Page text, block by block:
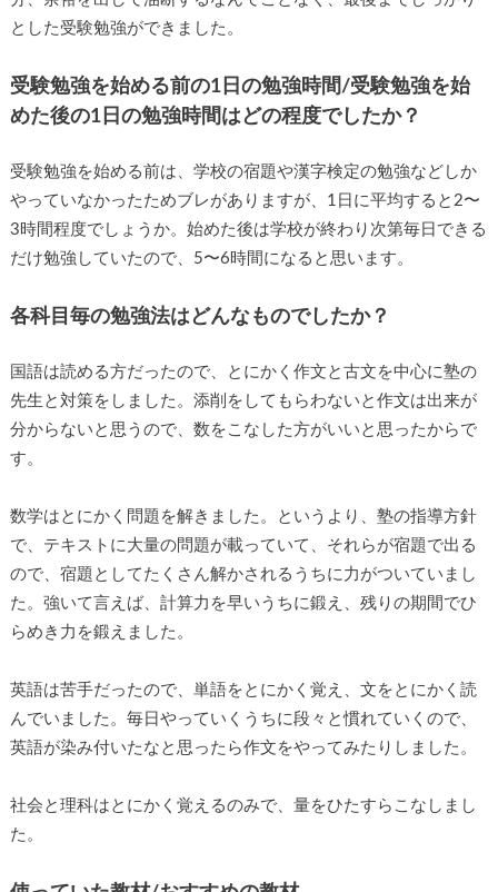
とした受験勉強ができました。
受験勉強を始める前の1日の勉強時間/受験勉強を始
めた後の1日の勉強時間はどの程度でしたか？
受験勉強を始める前は、学校の宿題や漢字検定の勉強などしか
やっていなかったためブレがありますが、1日に平均すると2〜
3時間程度でしょうか。始めた後は学校が終わり次第毎日できる
だけ勉強していたので、5〜6時間になると思います。
各科目毎の勉強法はどんなものでしたか？
国語は読める方だったので、とにかく作文と古文を中心に塾の
先生と対策をしました。添削をしてもらわないと作文は出来が
分からないと思うので、数をこなした方がいいと思ったからで
す。
数学はとにかく問題を解きました。というより、塾の指導方針
で、テキストに大量の問題が載っていて、それらが宿題で出る
ので、宿題としてたくさん解かされるうちに力がついていまし
た。強いて言えば、計算力を早いうちに鍛え、残りの期間でひ
らめき力を鍛えました。
英語は苦手だったので、単語をとにかく覚え、文をとにかく読
んでいました。毎日やっていくうちに段々と慣れていくので、
英語が染み付いたなと思ったら作文をやってみたりしました。
社会と理科はとにかく覚えるのみで、量をひたすらこなしまし
た。